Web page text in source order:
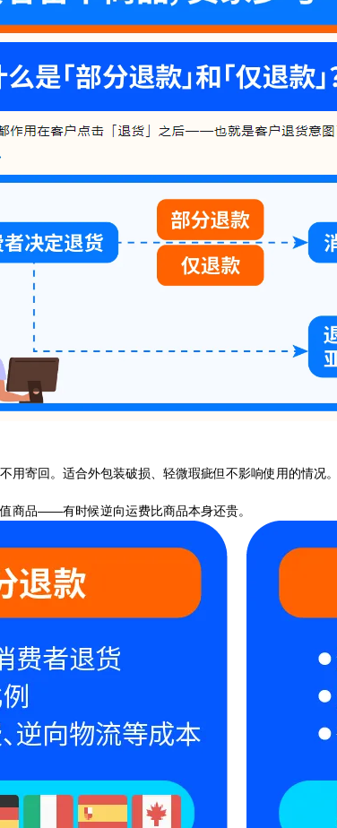
用寄回。适合外包装破损、轻微瑕疵但不影响使用的情况
商品——有时候逆向运费比商品本身还贵。